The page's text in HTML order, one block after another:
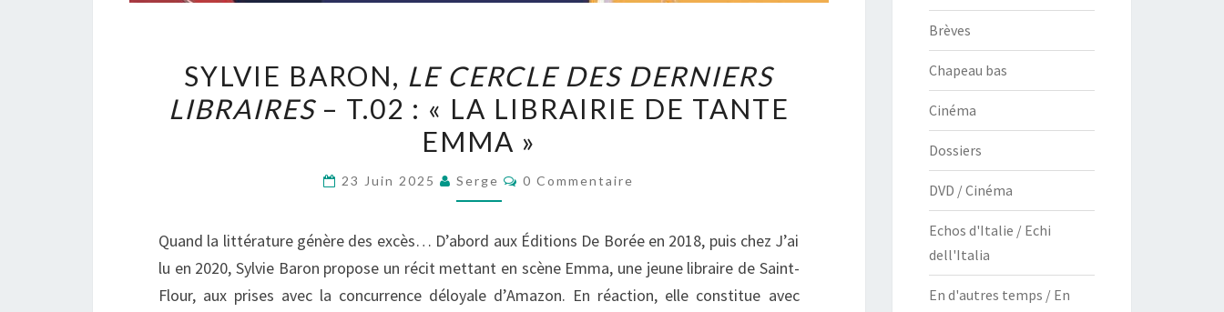
BARON,
LE
CERCLE
DERNIERS
–
T.02
:
SYLVIE BARON, LE CERCLE DES DERNIERS
LIBRAIRES– T.02 : « LA LIBRAIRIE DE TANTE
EMMA »
23 Juin 2025 Serge Commentaires
0 Commentaire
Quand la littérature génère des excès… D’abord aux Éditions De Borée en 2018, puis chez J’ai
lu en 2020, Sylvie Baron propose un récit mettant en scène Emma, une jeune libraire de Saint-
Flour, aux prises avec la concurrence déloyale d’Amazon. En réaction, elle constitue avec
Brèves
Chapeau bas
Cinéma
Dossiers
DVD / Cinéma
Echos d'Italie / Echi
dell'Italia
En d'autres temps / En